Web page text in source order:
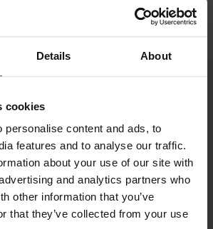
Details About
cookies
personalise content and ads, to
features and to analyse our traffic.
about your use of our site with
and analytics partners who
other information that you’ve
that they’ve collected from your use
& Pagamento a rate
fino a 5000.-
info